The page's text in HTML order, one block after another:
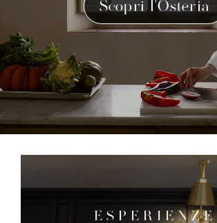
ESPERIENZE
Scopri l'Osteria